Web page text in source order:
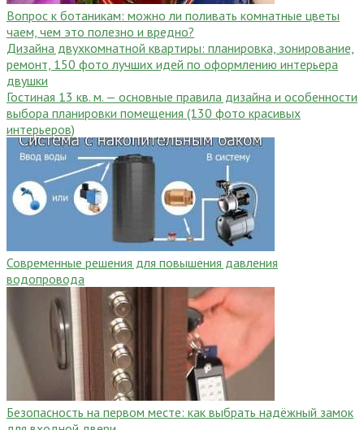
Вопрос к ботаникам: можно ли поливать комнатные цветы
чаем, чем это полезно и вредно?
Дизайна двухкомнатной квартиры: планировка, зонирование,
ремонт, 150 фото лучших идей по оформлению интерьера
двушки
Гостиная 13 кв. м. — основные правила дизайна и особенности
выбора планировки помещения (130 фото красивых
интерьеров)
Современные решения для повышения давления
водопровода
Безопасность на первом месте: как выбрать надёжный замок